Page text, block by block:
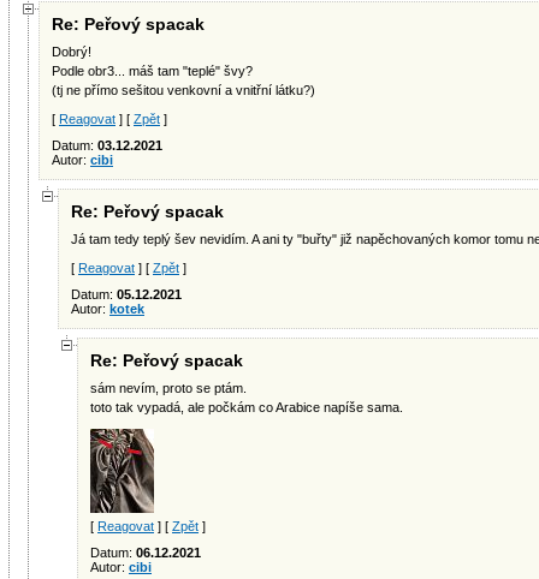
Re: Peřový spacak
Dobrý!
Podle obr3... máš tam "teplé" švy?
(tj ne přímo sešitou venkovní a vnitřní látku?)
[ Reagovat ] [ Zpět ]
Datum: 03.12.2021
Autor: cibi
Re: Peřový spacak
Já tam tedy teplý šev nevidím. A ani ty "buřty" již napěchovaných komor tomu
[ Reagovat ] [ Zpět ]
Datum: 05.12.2021
Autor: kotek
Re: Peřový spacak
sám nevím, proto se ptám.
toto tak vypadá, ale počkám co Arabice napíše sama.
[ Reagovat ] [ Zpět ]
Datum: 06.12.2021
Autor: cibi